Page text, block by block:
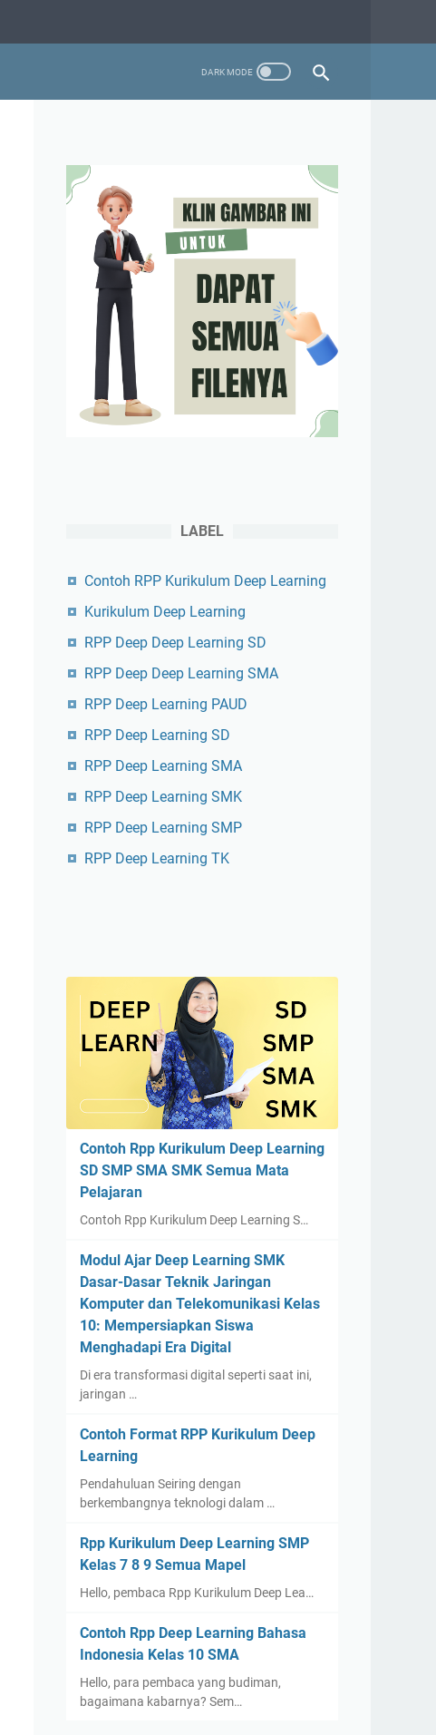
LABEL
Contoh RPP Kurikulum Deep Learning
Kurikulum Deep Learning
RPP Deep Deep Learning SD
RPP Deep Deep Learning SMA
RPP Deep Learning PAUD
RPP Deep Learning SD
RPP Deep Learning SMA
RPP Deep Learning SMK
RPP Deep Learning SMP
RPP Deep Learning TK
Contoh Rpp Kurikulum Deep Learning
SD SMP SMA SMK Semua Mata
Pelajaran
Contoh Rpp Kurikulum Deep Learning S…
Modul Ajar Deep Learning SMK
Dasar-Dasar Teknik Jaringan
Komputer dan Telekomunikasi Kelas
10: Mempersiapkan Siswa
Menghadapi Era Digital
Di era transformasi digital seperti saat ini,
jaringan …
Contoh Format RPP Kurikulum Deep
Learning
Pendahuluan Seiring dengan
berkembangnya teknologi dalam …
Rpp Kurikulum Deep Learning SMP
Kelas 7 8 9 Semua Mapel
Hello, pembaca Rpp Kurikulum Deep Lea…
Contoh Rpp Deep Learning Bahasa
Indonesia Kelas 10 SMA
Hello, para pembaca yang budiman,
bagaimana kabarnya? Sem…